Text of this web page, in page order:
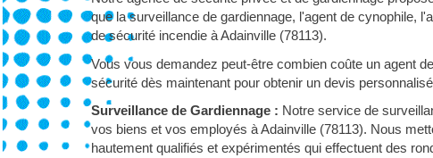
que la surveillance de gardiennage, l'agent de cynophile,
de sécurité incendie à Adainville (78113).
Vous vous demandez peut-être combien coûte un agent
sécurité dès maintenant pour obtenir un devis
Surveillance de Gardiennage : Notre service de
vos biens et vos employés à Adainville (78113). Nous
hautement qualifiés et expérimentés qui effectuent des